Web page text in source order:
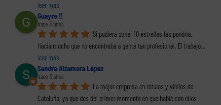
leer más
Guayre !!
hace 3 años
Si pudiera poner 10 estrellas las pondría.
Hacía mucho que no encontraba a gente tan profesional. El trabajo
leer más
Sandra Alzamora López
hace 3 años
La mejor empresa en rótulos y vinilos de
Cataluña, ya que des del primer momento en que hablé con ellos